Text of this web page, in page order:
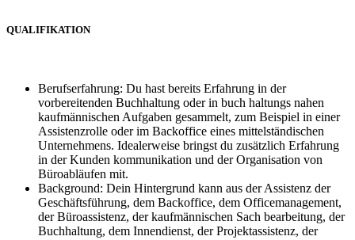
QUALIFIKATION
Berufserfahrung: Du hast bereits Erfahrung in der
vorbereitenden Buchhaltung oder in buch haltungs nahen
kaufmännischen Aufgaben gesammelt, zum Beispiel in einer
Assistenzrolle oder im Backoffice eines mittelständischen
Unternehmens. Idealerweise bringst du zusätzlich Erfahrung
in der Kunden kommunikation und der Organisation von
Büroabläufen mit.
Background: Dein Hintergrund kann aus der Assistenz der
Geschäftsführung, dem Backoffice, dem Officemanagement,
der Büroassistenz, der kaufmännischen Sach bearbeitung, der
Buchhaltung, dem Innendienst, der Projektassistenz, der